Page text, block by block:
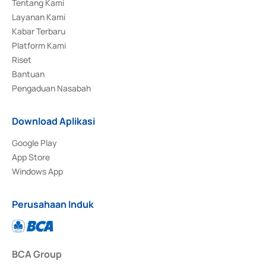
Tentang Kami
Layanan Kami
Kabar Terbaru
Platform Kami
Riset
Bantuan
Pengaduan Nasabah
Download Aplikasi
Google Play
App Store
Windows App
Perusahaan Induk
BCA Group